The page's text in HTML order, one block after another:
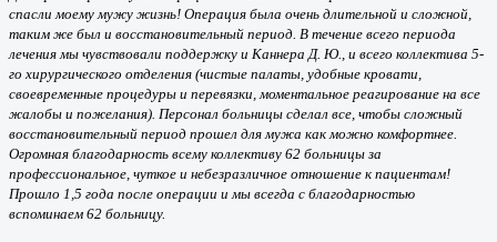
спасли моему мужу жизнь! Операция была очень длительной и сложной,
таким же был и восстановительный период. В течение всего периода
лечения мы чувствовали поддержку и Каннера Д. Ю., и всего коллектива 5-
го хирургического отделения (чистые палаты, удобные кровати,
своевременные процедуры и перевязки, моментальное реагирование на все
жалобы и пожелания). Персонал больницы сделал все, чтобы сложный
восстановительный период прошел для мужа как можно комфортнее.
Огромная благодарность всему коллективу 62 больницы за
профессиональное, чуткое и небезразличное отношение к пациентам!
Прошло 1,5 года после операции и мы всегда с благодарностью
вспоминаем 62 больницу.